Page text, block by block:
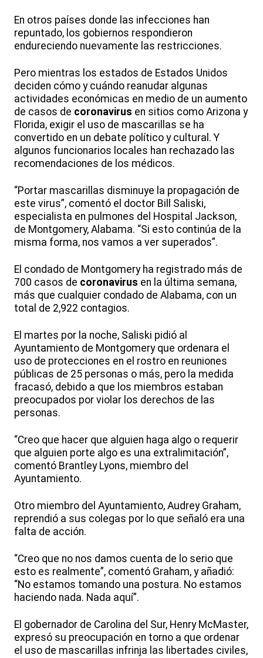
En otros países donde las infecciones han
repuntado, los gobiernos respondieron
endureciendo nuevamente las restricciones.
Pero mientras los estados de Estados Unidos
deciden cómo y cuándo reanudar algunas
actividades económicas en medio de un aumento
de casos de coronavirus en sitios como Arizona y
Florida, exigir el uso de mascarillas se ha
convertido en un debate político y cultural. Y
algunos funcionarios locales han rechazado las
recomendaciones de los médicos.
“Portar mascarillas disminuye la propagación de
este virus”, comentó el doctor Bill Saliski,
especialista en pulmones del Hospital Jackson,
de Montgomery, Alabama. “Si esto continúa de la
misma forma, nos vamos a ver superados”.
El condado de Montgomery ha registrado más de
700 casos de coronavirus en la última semana,
más que cualquier condado de Alabama, con un
total de 2,922 contagios.
El martes por la noche, Saliski pidió al
Ayuntamiento de Montgomery que ordenara el
uso de protecciones en el rostro en reuniones
públicas de 25 personas o más, pero la medida
fracasó, debido a que los miembros estaban
preocupados por violar los derechos de las
personas.
“Creo que hacer que alguien haga algo o requerir
que alguien porte algo es una extralimitación”,
comentó Brantley Lyons, miembro del
Ayuntamiento.
Otro miembro del Ayuntamiento, Audrey Graham,
reprendió a sus colegas por lo que señaló era una
falta de acción.
“Creo que no nos damos cuenta de lo serio que
esto es realmente”, comentó Graham, y añadió:
“No estamos tomando una postura. No estamos
haciendo nada. Nada aquí”.
El gobernador de Carolina del Sur, Henry McMaster,
expresó su preocupación en torno a que ordenar
el uso de mascarillas infrinja las libertades civiles,